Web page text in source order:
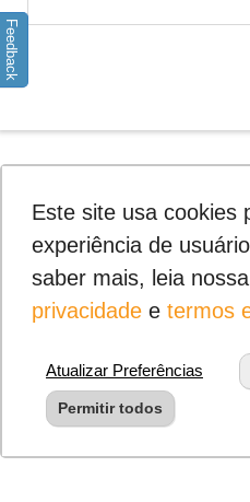
Feedback
Este site usa cookies
experiência de
saber mais, leia nossa
privacidadee termos
Atualizar Preferências
Permitir todos